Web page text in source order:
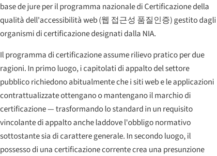
base de jure per il programma nazionale di Certificazione della
qualità dell'accessibilità web (웹 접근성 품질인증) gestito dagli
organismi di certificazione designati dalla NIA.
Il programma di certificazione assume rilievo pratico per due
ragioni. In primo luogo, i capitolati di appalto del settore
pubblico richiedono abitualmente che i siti web e le applicazioni
contrattualizzate ottengano o mantengano il marchio di
certificazione — trasformando lo standard in un requisito
vincolante di appalto anche laddove l'obbligo normativo
sottostante sia di carattere generale. In secondo luogo, il
possesso di una certificazione corrente crea una presunzione